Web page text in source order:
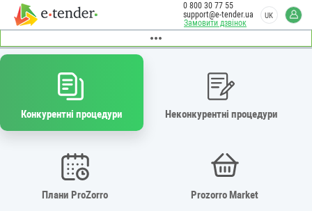
Замовити дзвінок
0 800 30 77 55
support@e-tender.ua
UK
Конкурентні процедури Неконкурентні процедури
Плани ProZorro Prozorro Market